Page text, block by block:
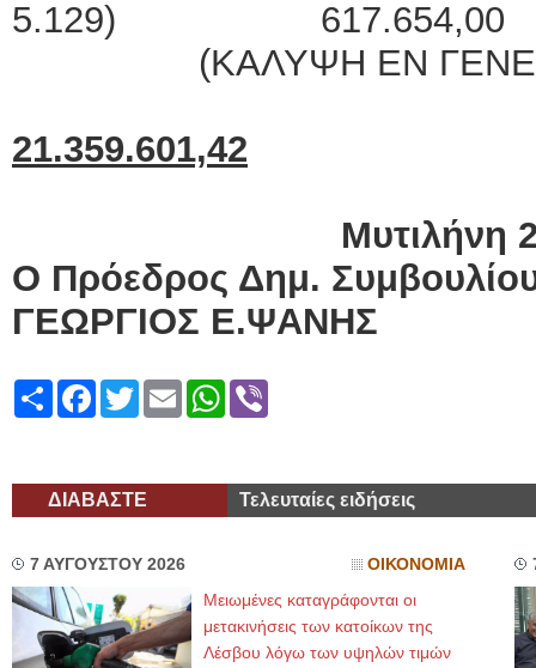
5.129) 617.654,00
(ΚΑΛΥΨΗ ΕΝ ΓΕΝΕΙ
21.359.601,42
Μυτιλήνη
Ο Πρόεδρος Δημ.
ΓΕΩΡΓΙΟΣ Ε.ΨΑΝΗΣ
ShareFacebook
TwitterEmailWhatsApp
ΔΙΑΒΑΣΤΕ Τελευταίες ειδήσεις
7 ΑΥΓΟΥΣΤΟΥ 2026 ΟΙΚΟΝΟΜΙΑ
Μειωμένες καταγράφονται οι
μετακινήσεις των κατοίκων της
Λέσβου λόγω των υψηλών τιμών